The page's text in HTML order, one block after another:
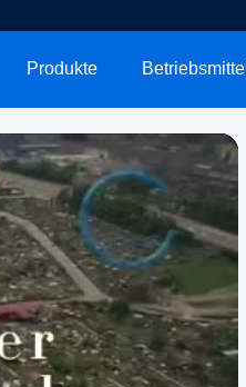
Produkte Betriebsmittel